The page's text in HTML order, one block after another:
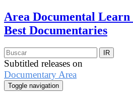
Area Documental Learn
Best Documentaries
Subtitled releases on
Documentary Area
Toggle navigation